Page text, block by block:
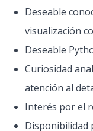
Deseable
visualización
Deseable
Curiosidad
atención al
Interés por el
Disponibilidad